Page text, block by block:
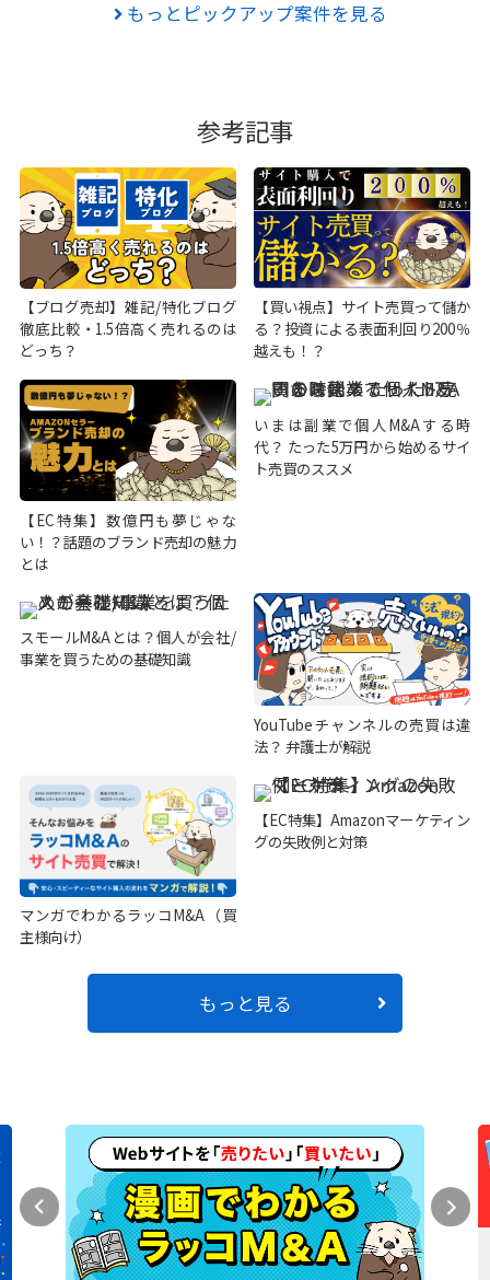
もっとピックアップ案件を見る
参考記事
【ブログ売却】雑記/特化ブログ
徹底比較・1.5倍高く売れるのは
どっち？
【買い視点】サイト売買って儲か
る？投資による表面利回り200％
越えも！？
【EC特集】数億円も夢じゃな
い！？話題のブランド売却の魅力
とは
いまは副業で個人M&Aする時
代？ たった5万円から始めるサイ
ト売買のススメ
スモールM&Aとは？個人が会社/
事業を買うための基礎知識
YouTubeチャンネルの売買は違
法？ 弁護士が解説
マンガでわかるラッコM&A（買
主様向け）
【EC特集】Amazonマーケティン
グの失敗例と対策
もっと見る